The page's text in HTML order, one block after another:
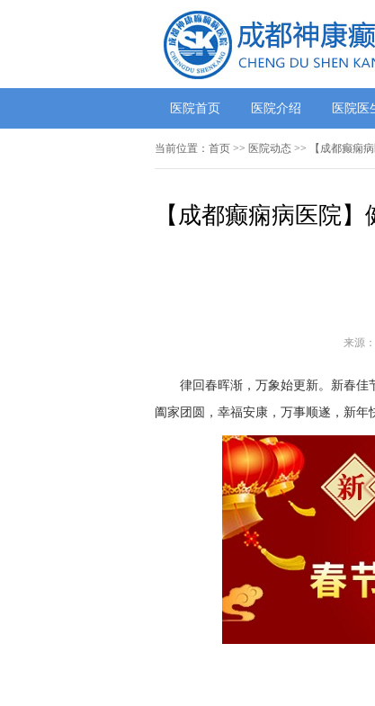
医院首页 医院介绍 医院医
当前位置： 首页 >> 医院动态 >> 【成都癫痫
【成都癫痫病医院
来源
律回春晖渐，万象始更新。新春
阖家团圆，幸福安康，万事顺遂，新年